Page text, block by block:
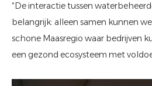
“De interactie tussen
belangrijk: alleen samen kunnen
schone Maasregio waar bedrijven
een gezond ecosysteem met